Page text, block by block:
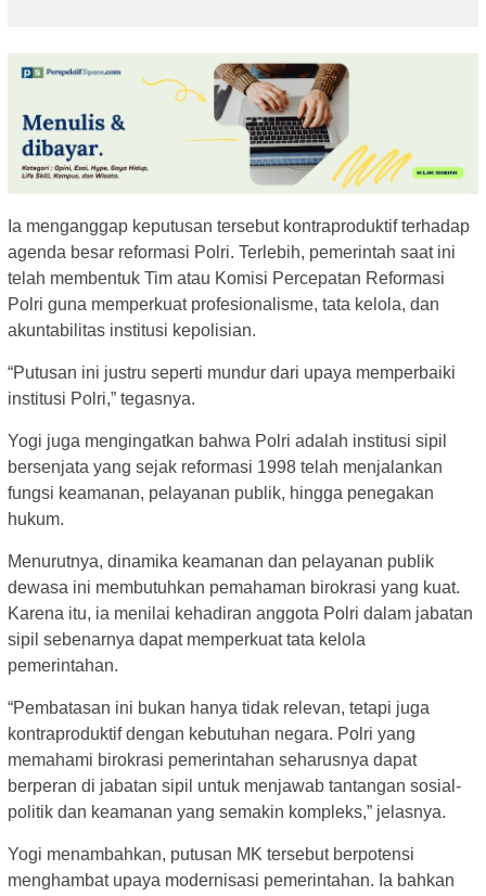
Ia menganggap keputusan tersebut kontraproduktif terhadap
agenda besar reformasi Polri. Terlebih, pemerintah saat ini
telah membentuk Tim atau Komisi Percepatan Reformasi
Polri guna memperkuat profesionalisme, tata kelola, dan
akuntabilitas institusi kepolisian.
“Putusan ini justru seperti mundur dari upaya memperbaiki
institusi Polri,” tegasnya.
Yogi juga mengingatkan bahwa Polri adalah institusi sipil
bersenjata yang sejak reformasi 1998 telah menjalankan
fungsi keamanan, pelayanan publik, hingga penegakan
hukum.
Menurutnya, dinamika keamanan dan pelayanan publik
dewasa ini membutuhkan pemahaman birokrasi yang kuat.
Karena itu, ia menilai kehadiran anggota Polri dalam jabatan
sipil sebenarnya dapat memperkuat tata kelola
pemerintahan.
“Pembatasan ini bukan hanya tidak relevan, tetapi juga
kontraproduktif dengan kebutuhan negara. Polri yang
memahami birokrasi pemerintahan seharusnya dapat
berperan di jabatan sipil untuk menjawab tantangan sosial-
politik dan keamanan yang semakin kompleks,” jelasnya.
Yogi menambahkan, putusan MK tersebut berpotensi
menghambat upaya modernisasi pemerintahan. Ia bahkan